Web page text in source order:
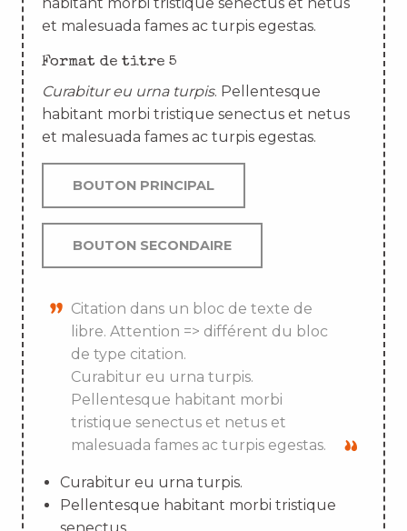
et malesuada fames ac turpis egestas.
Format de titre 5
Curabitur eu urna turpis. Pellentesque
habitant morbi tristique senectus et netus
et malesuada fames ac turpis egestas.
BOUTON PRINCIPAL
BOUTON SECONDAIRE
Citation dans un bloc de texte de
libre. Attention => différent du bloc
de type citation.
Curabitur eu urna turpis.
Pellentesque habitant morbi
tristique senectus et netus et
malesuada fames ac turpis egestas.
Curabitur eu urna turpis.
Pellentesque habitant morbi tristique